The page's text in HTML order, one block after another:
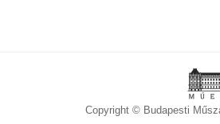
Copyright © Budapesti